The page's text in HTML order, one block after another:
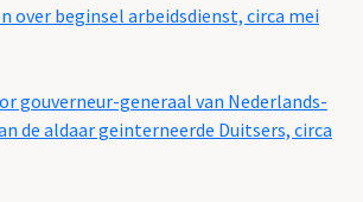
over beginsel arbeidsdienst, circa mei
gouverneur-generaal van Nederlands-
de aldaar geinterneerde Duitsers, circa